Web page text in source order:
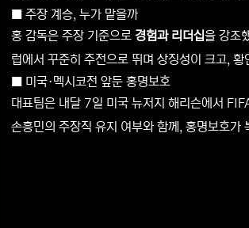
■ 주장 계승, 누가 맡을까
홍 감독은 주장 기준으로 경험과 리더십을 강조
럽에서 꾸준히 주전으로 뛰며 상징성이 크고,
■ 미국·멕시코전 앞둔 홍명보호
대표팀은 내달 7일 미국 뉴저지 해리슨에서
손흥민의 주장직 유지 여부와 함께, 홍명보호